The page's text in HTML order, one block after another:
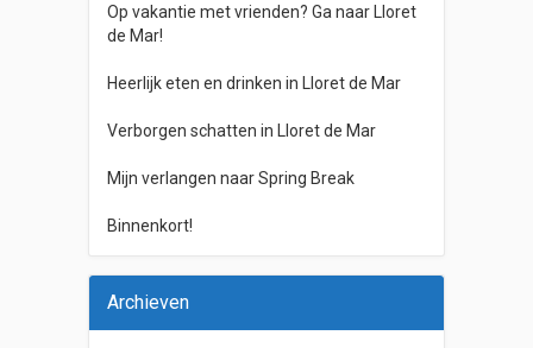
Op vakantie met vrienden? Ga naar Lloret
de Mar!
Heerlijk eten en drinken in Lloret de Mar
Verborgen schatten in Lloret de Mar
Mijn verlangen naar Spring Break
Binnenkort!
Archieven